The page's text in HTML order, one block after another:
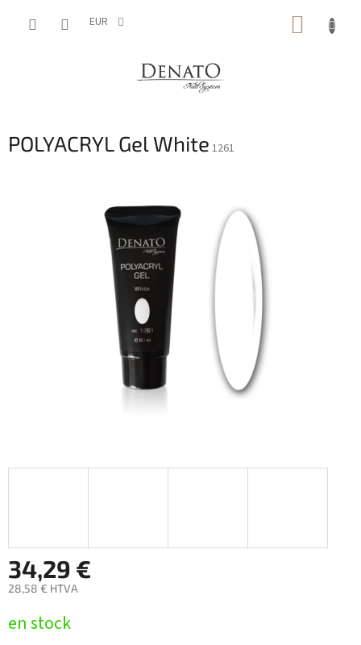
EUR
PANIER
POLYACRYL Gel White 1261
34,29 €
28,58 € HTVA
de
en stock